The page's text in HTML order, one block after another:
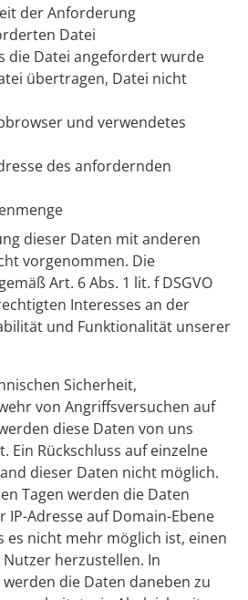
der Anforderung
Datei
die Datei angefordert wurde
übertragen, Datei nicht
und verwendetes
des anfordernden
dieser Daten mit anderen
vorgenommen. Die
Art. 6 Abs. 1 lit. f DSGVO
Interesses an der
und Funktionalität unserer
Sicherheit,
von Angriffsversuchen auf
diese Daten von uns
Ein Rückschluss auf einzelne
dieser Daten nicht möglich.
Tagen werden die Daten
Adresse auf Domain-Ebene
es nicht mehr möglich ist, einen
herzustellen. In
die Daten daneben zu